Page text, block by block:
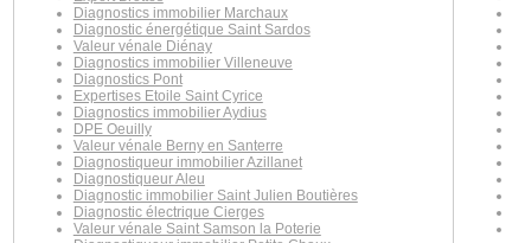
Diagnostics immobilier Marchaux
Diagnostic énergétique Saint Sardos
Valeur vénale Diénay
Diagnostics immobilier Villeneuve
Diagnostics Pont
Expertises Etoile Saint Cyrice
Diagnostics immobilier Aydius
DPE Oeuilly
Valeur vénale Berny en Santerre
Diagnostiqueur immobilier Azillanet
Diagnostiqueur Aleu
Diagnostic immobilier Saint Julien Boutières
Diagnostic électrique Cierges
Valeur vénale Saint Samson la Poterie